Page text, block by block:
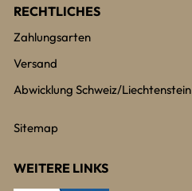
RECHTLICHES
Zahlungsarten
Versand
Abwicklung Schweiz/Liechtenstein
Sitemap
WEITERE LINKS